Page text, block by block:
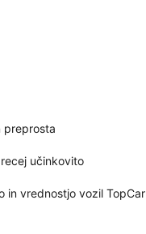
preprosta
učinkovito
in vrednostjo vozil TopCar